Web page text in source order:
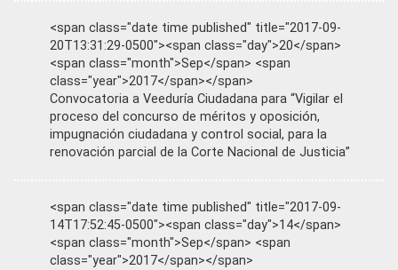
<span class="date time published" title="2017-09-
20T13:31:29-0500"><span class="day">20</span>
<span class="month">Sep</span> <span
class="year">2017</span></span>
Convocatoria a Veeduría Ciudadana para “Vigilar el
proceso del concurso de méritos y oposición,
impugnación ciudadana y control social, para la
renovación parcial de la Corte Nacional de Justicia”
<span class="date time published" title="2017-09-
14T17:52:45-0500"><span class="day">14</span>
<span class="month">Sep</span> <span
class="year">2017</span></span>